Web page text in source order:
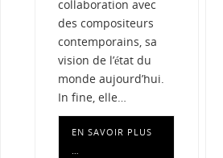
collaboration avec
des compositeurs
contemporains, sa
vision de l’état du
monde aujourd’hui.
In fine, elle…
EN SAVOIR PLUS